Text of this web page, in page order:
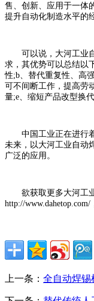
售、创新、应用于一体
提升自动化制造水平的
可以说，大河工业自
求，其优势可以总结以
性;b、替代重复性、高
可不间断工作，提高劳
量;e、缩短产品改型换
中国工业正在进行着
未来，以大河工业自动
广泛的应用。
欲获取更多大河工
http://www.dahetop.com/
上一条： 全自动焊锡